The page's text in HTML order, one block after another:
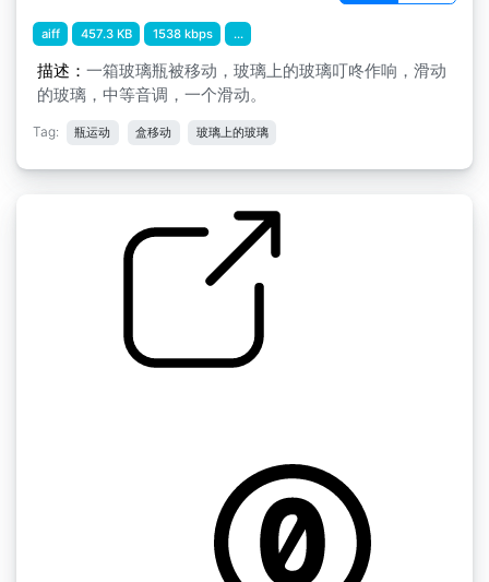
aiff 457.3 KB 1538 kbps ...
描述： 一箱玻璃瓶被移动，玻璃上的玻璃叮咚作响，滑动
的玻璃，中等音调，一个滑动。
Tag: 瓶运动 盒移动 玻璃上的玻璃